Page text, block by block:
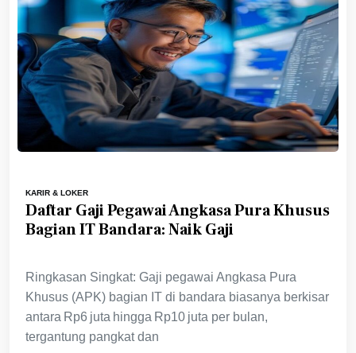
KARIR & LOKER
Daftar Gaji Pegawai Angkasa Pura Khusus
Bagian IT Bandara: Naik Gaji
Ringkasan Singkat: Gaji pegawai Angkasa Pura
Khusus (APK) bagian IT di bandara biasanya berkisar
antara Rp6 juta hingga Rp10 juta per bulan,
tergantung pangkat dan